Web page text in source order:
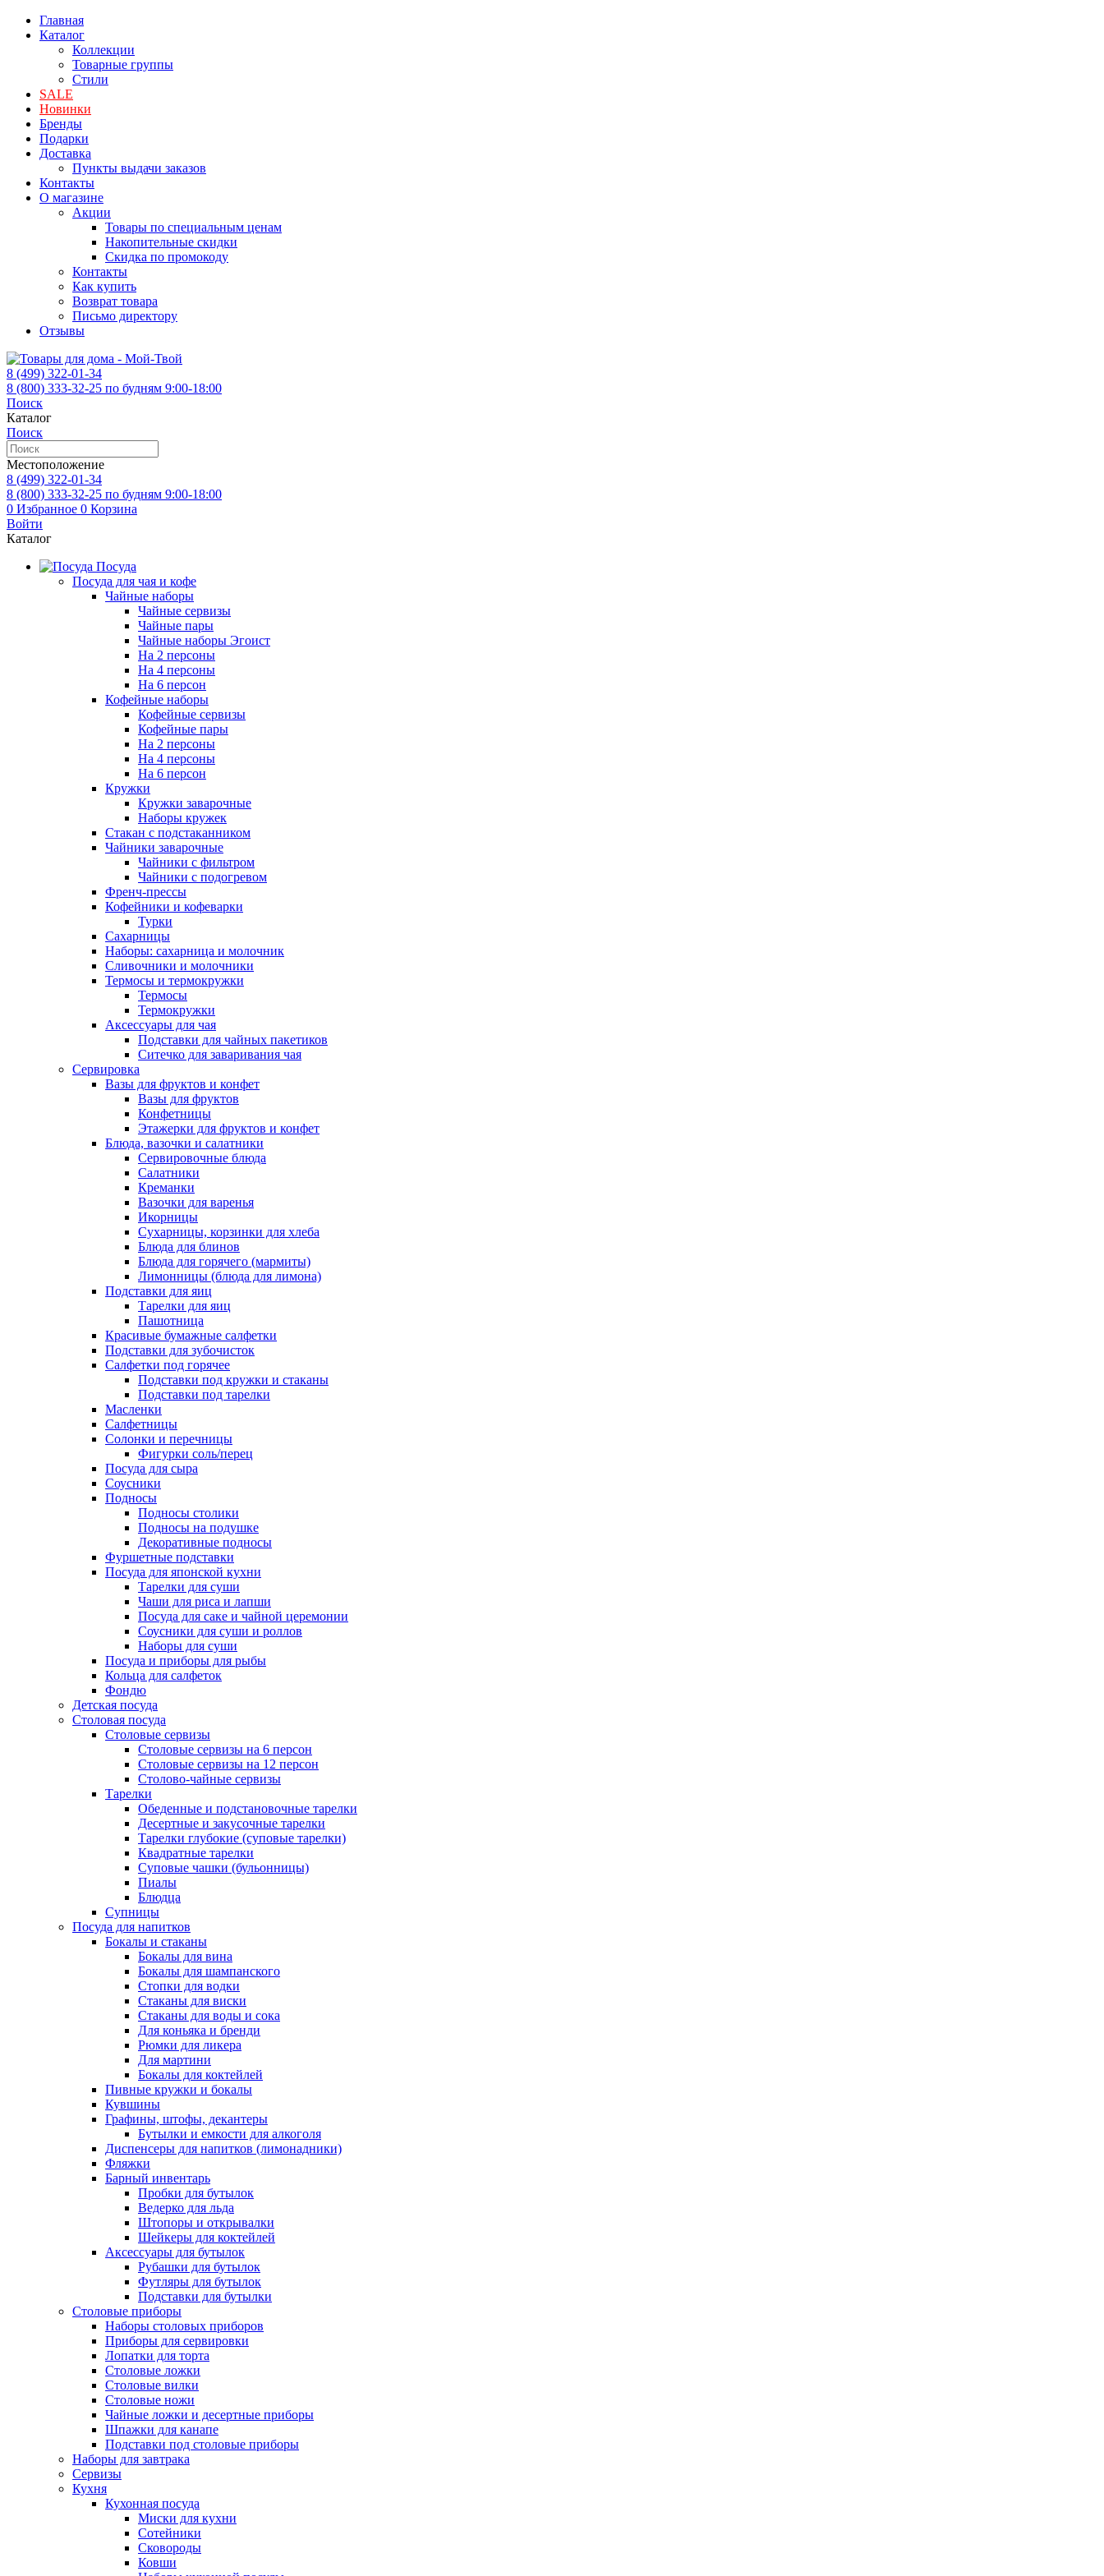
Главная
Каталог
Коллекции
Товарные группы
Стили
SALE
Новинки
Бренды
Подарки
Доставка
Пункты выдачи заказов
Контакты
О магазине
Акции
Товары по специальным ценам
Накопительные скидки
Скидка по промокоду
Контакты
Как купить
Возврат товара
Письмо директору
Отзывы
8 (499) 322-01-34
8 (800) 333-32-25 по будням 9:00-18:00
Поиск
Каталог
Поиск
Местоположение
8 (499) 322-01-34
8 (800) 333-32-25 по будням 9:00-18:00
0 Избранное 0 Корзина
Войти
Каталог
Посуда
Посуда для чая и кофе
Чайные наборы
Чайные сервизы
Чайные пары
Чайные наборы Эгоист
На 2 персоны
На 4 персоны
На 6 персон
Кофейные наборы
Кофейные сервизы
Кофейные пары
На 2 персоны
На 4 персоны
На 6 персон
Кружки
Кружки заварочные
Наборы кружек
Стакан с подстаканником
Чайники заварочные
Чайники с фильтром
Чайники с подогревом
Френч-прессы
Кофейники и кофеварки
Турки
Сахарницы
Наборы: сахарница и молочник
Сливочники и молочники
Термосы и термокружки
Термосы
Термокружки
Аксессуары для чая
Подставки для чайных пакетиков
Ситечко для заваривания чая
Сервировка
Вазы для фруктов и конфет
Вазы для фруктов
Конфетницы
Этажерки для фруктов и конфет
Блюда, вазочки и салатники
Сервировочные блюда
Салатники
Креманки
Вазочки для варенья
Икорницы
Сухарницы, корзинки для хлеба
Блюда для блинов
Блюда для горячего (мармиты)
Лимонницы (блюда для лимона)
Подставки для яиц
Тарелки для яиц
Пашотница
Красивые бумажные салфетки
Подставки для зубочисток
Салфетки под горячее
Подставки под кружки и стаканы
Подставки под тарелки
Масленки
Салфетницы
Солонки и перечницы
Фигурки соль/перец
Посуда для сыра
Соусники
Подносы
Подносы столики
Подносы на подушке
Декоративные подносы
Фуршетные подставки
Посуда для японской кухни
Тарелки для суши
Чаши для риса и лапши
Посуда для саке и чайной церемонии
Соусники для суши и роллов
Наборы для суши
Посуда и приборы для рыбы
Кольца для салфеток
Фондю
Детская посуда
Столовая посуда
Столовые сервизы
Столовые сервизы на 6 персон
Столовые сервизы на 12 персон
Столово-чайные сервизы
Тарелки
Обеденные и подстановочные тарелки
Десертные и закусочные тарелки
Тарелки глубокие (суповые тарелки)
Квадратные тарелки
Суповые чашки (бульонницы)
Пиалы
Блюдца
Супницы
Посуда для напитков
Бокалы и стаканы
Бокалы для вина
Бокалы для шампанского
Стопки для водки
Стаканы для виски
Стаканы для воды и сока
Для коньяка и бренди
Рюмки для ликера
Для мартини
Бокалы для коктейлей
Пивные кружки и бокалы
Кувшины
Графины, штофы, декантеры
Бутылки и емкости для алкоголя
Диспенсеры для напитков (лимонадники)
Фляжки
Барный инвентарь
Пробки для бутылок
Ведерко для льда
Штопоры и открывалки
Шейкеры для коктейлей
Аксессуары для бутылок
Рубашки для бутылок
Футляры для бутылок
Подставки для бутылки
Столовые приборы
Наборы столовых приборов
Приборы для сервировки
Лопатки для торта
Столовые ложки
Столовые вилки
Столовые ножи
Чайные ложки и десертные приборы
Шпажки для канапе
Подставки под столовые приборы
Наборы для завтрака
Сервизы
Кухня
Кухонная посуда
Миски для кухни
Сотейники
Сковороды
Ковши